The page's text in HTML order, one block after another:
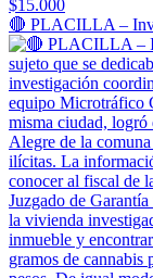
🔴 PLACILLA –